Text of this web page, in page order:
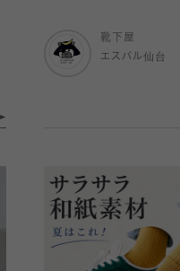
靴下屋
エスパル仙台